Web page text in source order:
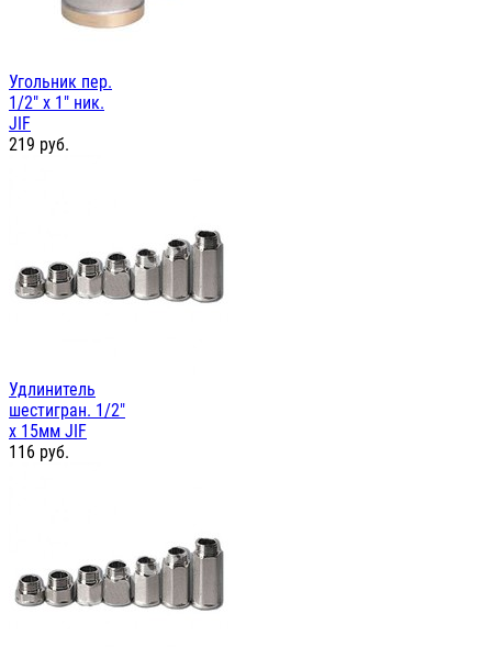
Угольник пер.
1/2" х 1" ник.
JIF
219 руб.
Удлинитель
шестигран. 1/2"
х 15мм JIF
116 руб.